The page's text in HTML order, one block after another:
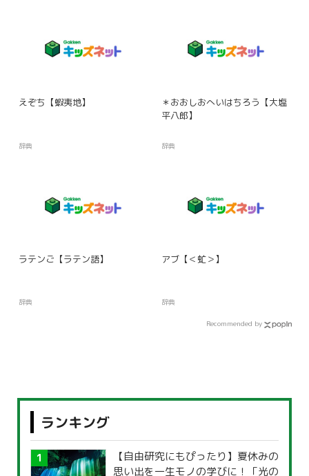
えぞち【蝦夷地】
辞典
＊おおしおへいはちろう【大塩
平八郎】
辞典
ラテンご【ラテン語】
辞典
アブ【＜虻＞】
辞典
Recommended by
ランキング
【自由研究にもぴったり】夏休みの
思い出を一生モノの学びに！「光の